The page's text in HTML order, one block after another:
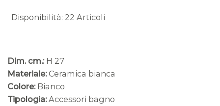
Disponibilità: 22 Articoli
Dim. cm.: H 27
Materiale: Ceramica bianca
Colore: Bianco
Tipologia: Accessori bagno